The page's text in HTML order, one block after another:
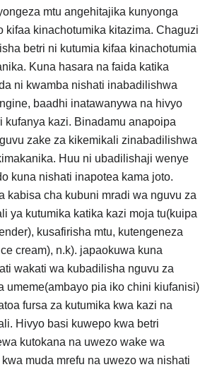
mtu angehitajika kunyonga
kifaa kinachotumika kitazima. Chaguzi
betri ni kutumia kifaa kinachotumia
Kuna hasara na faida katika
ni kwamba nishati inabadilishwa
baadhi inatawanywa na hivyo
kufanya kazi. Binadamu anapoipa
zake za kikemikali zinabadilishwa
Huu ni ubadilishaji wenye
kuna nishati inapotea kama joto.
kabisa cha kubuni mradi wa nguvu za
ya kutumika katika kazi moja tu(kuipa
kusafirisha mtu, kutengeneza
cream), n.k). japaokuwa kuna
wakati wa kubadilisha nguvu za
umeme(ambayo pia iko chini kiufanisi)
fursa za kutumika kwa kazi na
Hivyo basi kuwepo kwa betri
kutokana na uwezo wake wa
muda mrefu na uwezo wa nishati